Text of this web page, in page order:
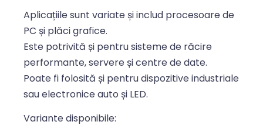
Aplicațiile sunt variate și includ procesoare de
PC și plăci grafice.
Este potrivită și pentru sisteme de răcire
performante, servere și centre de date.
Poate fi folosită și pentru dispozitive industriale
sau electronice auto și LED.
Variante disponibile: